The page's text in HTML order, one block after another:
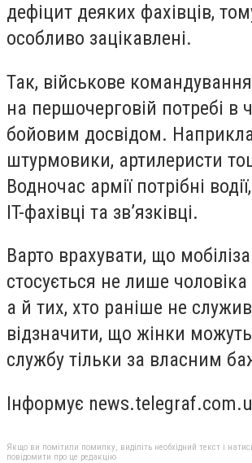
дефіцит деяких фахівців,
особливо зацікавлені.
Так, військове
на першочерговій потребі в
бойовим досвідом.
штурмовики, артилеристи
Водночас армії потрібні
IT-фахівці та зв’язківці.
Варто врахувати, що
стосується не лише
а й тих, хто раніше не
відзначити, що жінки
службу тільки за власним
Інформує
Якщо ви помітили помилку, виділіть необхідний текст і
повідомити про це редакцію